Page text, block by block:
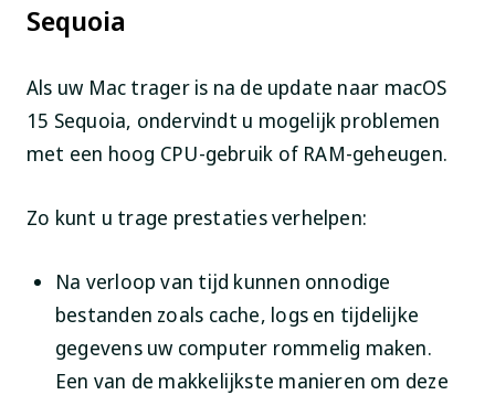
Sequoia
Als uw Mac trager is na de update naar macOS
15 Sequoia, ondervindt u mogelijk problemen
met een hoog CPU-gebruik of RAM-geheugen.
Zo kunt u trage prestaties verhelpen:
Na verloop van tijd kunnen onnodige
bestanden zoals cache, logs en tijdelijke
gegevens uw computer rommelig maken.
Een van de makkelijkste manieren om deze